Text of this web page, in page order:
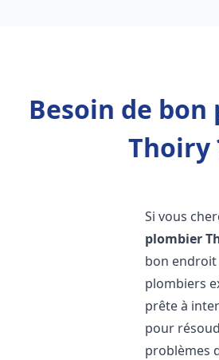
Besoin de
Thoiry
Si vous
plombier
bon
plombiers
prête à
pour
problèmes